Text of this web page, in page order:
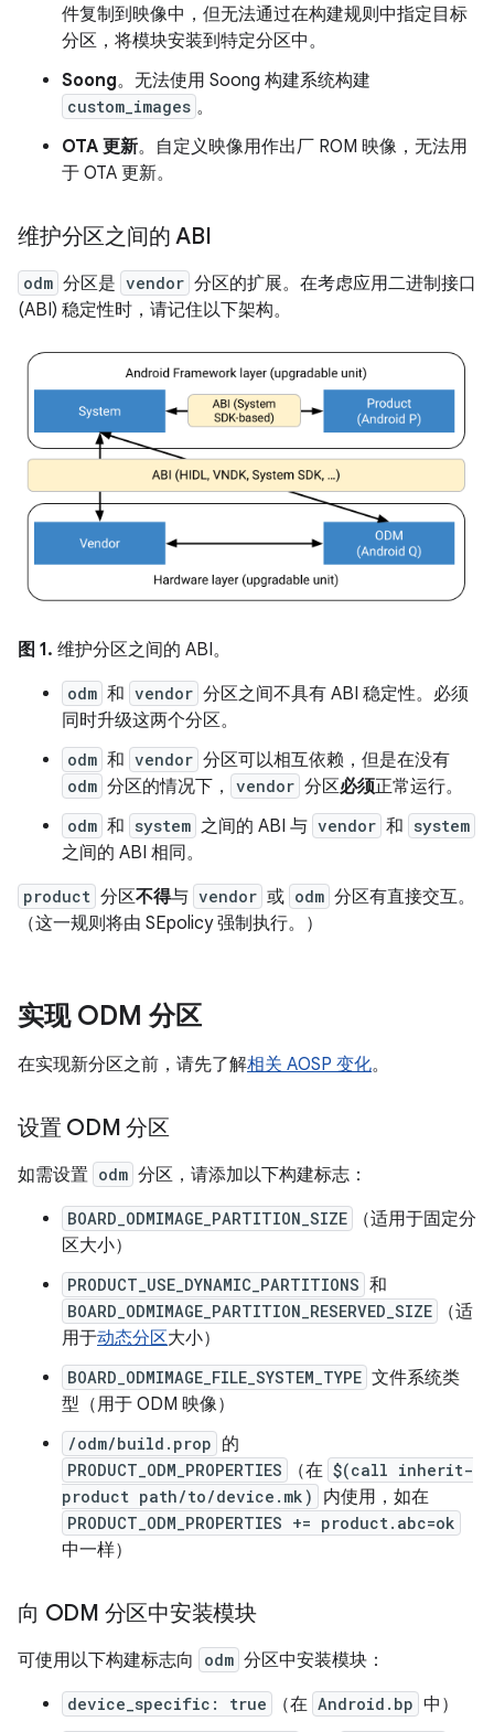
件复制到映像中，但无法通过在构建规则中指定目标
分区，将模块安装到特定分区中。
Soong。无法使用 Soong 构建系统构建
custom_images 。
OTA 更新。自定义映像用作出厂 ROM 映像，无法用
于 OTA 更新。
维护分区之间的 ABI
odm 分区是 vendor 分区的扩展。在考虑应用二进制接口
(ABI) 稳定性时，请记住以下架构。
图 1. 维护分区之间的 ABI。
odm 和 vendor 分区之间不具有 ABI 稳定性。必须
同时升级这两个分区。
odm 和 vendor 分区可以相互依赖，但是在没有
odm 分区的情况下， vendor 分区必须正常运行。
odm 和 system 之间的 ABI 与 vendor 和 system
之间的 ABI 相同。
product 分区不得与 vendor 或 odm 分区有直接交互。
（这一规则将由 SEpolicy 强制执行。）
实现 ODM 分区
在实现新分区之前，请先了解相关 AOSP 变化。
设置 ODM 分区
如需设置 odm 分区，请添加以下构建标志：
BOARD_ODMIMAGE_PARTITION_SIZE
（适用于固定分
区大小）
PRODUCT_USE_DYNAMIC_PARTITIONS 和
BOARD_ODMIMAGE_PARTITION_RESERVED_SIZE
（适
用于动态分区大小）
BOARD_ODMIMAGE_FILE_SYSTEM_TYPE 文件系统类
型（用于 ODM 映像）
/odm/build.prop 的
PRODUCT_ODM_PROPERTIES （在 $(call inherit-
product path/to/device.mk)
内使用，如在
PRODUCT_ODM_PROPERTIES += product.abc=ok
中一样）
向 ODM 分区中安装模块
可使用以下构建标志向 odm 分区中安装模块：
device_specific: true （在 Android.bp 中）